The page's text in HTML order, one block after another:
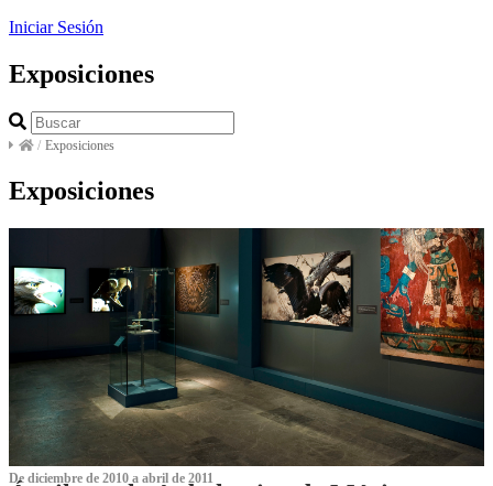
Iniciar Sesión
Exposiciones
/ Exposiciones
Exposiciones
De diciembre de 2010 a abril de 2011